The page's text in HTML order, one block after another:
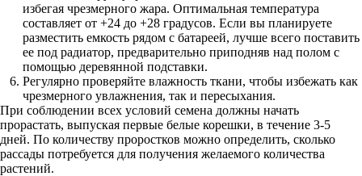
избегая чрезмерного жара. Оптимальная температура
составляет от +24 до +28 градусов. Если вы планируете
разместить емкость рядом с батареей, лучше всего поставить
ее под радиатор, предварительно приподняв над полом с
помощью деревянной подставки.
Регулярно проверяйте влажность ткани, чтобы избежать как
чрезмерного увлажнения, так и пересыхания.
При соблюдении всех условий семена должны начать
прорастать, выпуская первые белые корешки, в течение 3-5
дней. По количеству проростков можно определить, сколько
рассады потребуется для получения желаемого количества
растений.